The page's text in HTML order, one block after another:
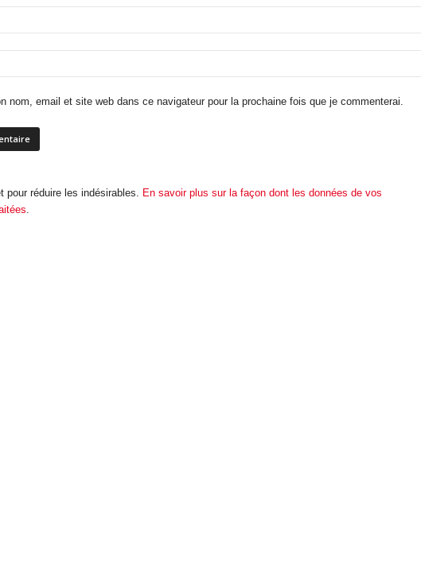
nom, email et site web dans ce navigateur pour la prochaine fois que je commenterai.
pour réduire les indésirables. En savoir plus sur la façon dont les données de vos
.